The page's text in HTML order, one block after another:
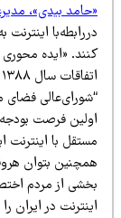
بیدی»، مدیرعامل
اینترنت به
«ایده محوری
فضای
فرصت بودجه‌ای
با اینترنت ایجاد
بتوان هروقت
از مردم اختصاص
در ایران را یک